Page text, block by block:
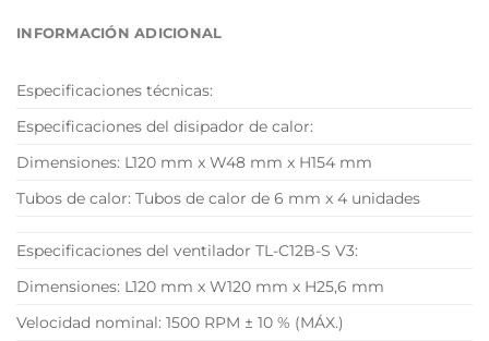
INFORMACIÓN ADICIONAL
Especificaciones técnicas:
Especificaciones del disipador de calor:
Dimensiones: L120 mm x W48 mm x H154 mm
Tubos de calor: Tubos de calor de 6 mm x 4 unidades
Especificaciones del ventilador TL-C12B-S V3:
Dimensiones: L120 mm x W120 mm x H25,6 mm
Velocidad nominal: 1500 RPM ± 10 % (MÁX.)